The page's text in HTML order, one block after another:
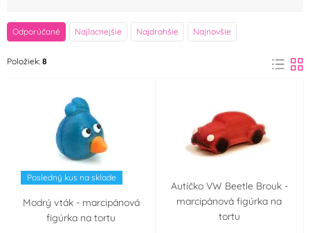
FunCakes (1) Holandsko
(0)
Zeelandia
Príchuť (aróma)
Mandle (0)
Farba
Odporúčané Najlacnejšie Najdrahšie Najnovšie
Položiek: 8
Posledný kus na sklade
Modrý vták - marcipánová
figúrka na tortu
Autíčko VW Beetle Brouk -
marcipánová figúrka na
tortu